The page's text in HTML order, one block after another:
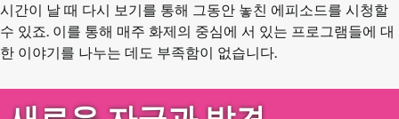
시간이 날 때 다시 보기를 통해 그동안 놓친 에피소드를 시청할
수 있죠. 이를 통해 매주 화제의 중심에 서 있는 프로그램들에 대
한 이야기를 나누는 데도 부족함이 없습니다.